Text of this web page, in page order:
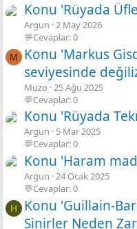
Konu 'Rüyada
Argun 2 May 2026
💬Cevaplar: 0
M
Konu 'Markus
seviyesinde
Muzo 25 Ağu 2025
💬Cevaplar: 0
Konu 'Rüyada
Argun
5 Mar 2025
💬Cevaplar: 0
Konu 'Haram
Argun 24 Ocak 2025
💬Cevaplar: 0
H
Konu 'Guillain-
Sinirler Neden